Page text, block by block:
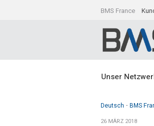
BMS France
Unser
Deutsch BMS
26 MÄRZ 2018